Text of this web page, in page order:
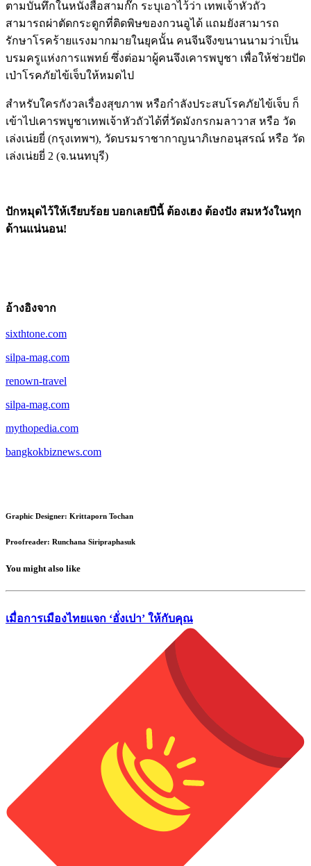
ตามบันทึกในหนังสือสามก๊ก ระบุเอาไว้ว่า เทพเจ้าหัวถัว
สามารถผ่าตัดกระดูกที่ติดพิษของกวนอูได้ แถมยังสามารถ
รักษาโรคร้ายแรงมากมายในยุคนั้น คนจีนจึงขนานนามว่าเป็น
บรมครูแห่งการแพทย์ ซึ่งต่อมาผู้คนจึงเคารพบูชา เพื่อให้ช่วยปัด
เป่าโรคภัยไข้เจ็บให้หมดไป
สำหรับใครกังวลเรื่องสุขภาพ หรือกำลังประสบโรคภัยไข้เจ็บ ก็
เข้าไปเคารพบูชาเทพเจ้าหัวถัวได้ที่วัดมังกรกมลาวาส หรือ วัด
เล่งเน่ยยี่ (กรุงเทพฯ), วัดบรมราชากาญนาภิเษกอนุสรณ์ หรือ วัด
เล่งเน่ยยี่ 2 (จ.นนทบุรี)
ปักหมุดไว้ให้เรียบร้อย บอกเลยปีนี้ ต้องเฮง ต้องปัง สมหวังในทุก
ด้านแน่นอน!
อ้างอิงจาก
sixthtone.com
silpa-mag.com
renown-travel
silpa-mag.com
mythopedia.com
bangkokbiznews.com
Graphic Designer: Krittaporn Tochan
Proofreader: Runchana Siripraphasuk
You might also like
เมื่อการเมืองไทยแจก ‘อั่งเปา’ ให้กับคุณ